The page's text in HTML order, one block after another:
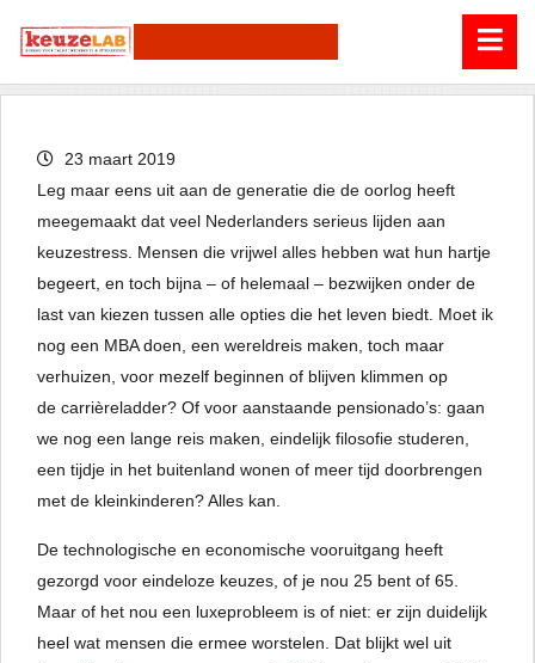
23 maart 2019
Leg maar eens uit aan de generatie die de oorlog heeft
meegemaakt dat veel Nederlanders serieus lijden aan
keuzestress. Mensen die vrijwel alles hebben wat hun hartje
begeert, en toch bijna – of helemaal – bezwijken onder de
last van kiezen tussen alle opties die het leven biedt. Moet ik
nog een MBA doen, een wereldreis maken, toch maar
verhuizen, voor mezelf beginnen of blijven klimmen op
de carrièreladder? Of voor aanstaande pensionado’s: gaan
we nog een lange reis maken, eindelijk filosofie studeren,
een tijdje in het buitenland wonen of meer tijd doorbrengen
met de kleinkinderen? Alles kan.
De technologische en economische vooruitgang heeft
gezorgd voor eindeloze keuzes, of je nou 25 bent of 65.
Maar of het nou een luxeprobleem is of niet: er zijn duidelijk
heel wat mensen die ermee worstelen. Dat blijkt wel uit